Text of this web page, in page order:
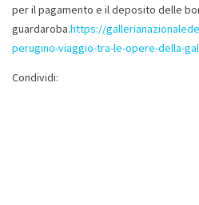
per il pagamento e il deposito delle
guardaroba.https://
perugino-viaggio-tra-le-opere-della-
Condividi: